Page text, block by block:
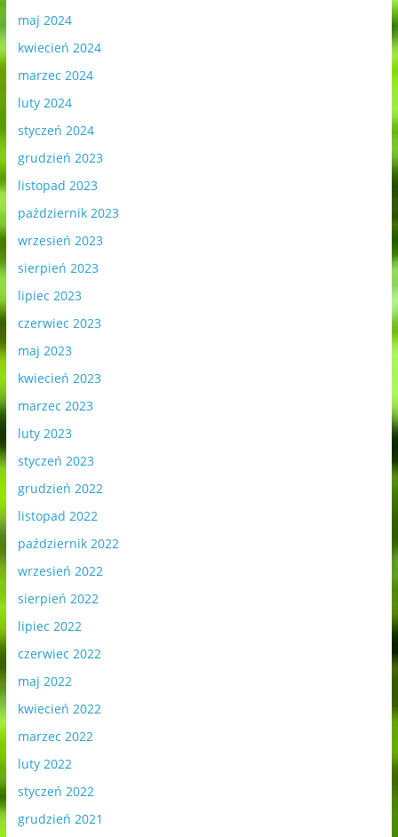
maj 2024
kwiecień 2024
marzec 2024
luty 2024
styczeń 2024
grudzień 2023
listopad 2023
październik 2023
wrzesień 2023
sierpień 2023
lipiec 2023
czerwiec 2023
maj 2023
kwiecień 2023
marzec 2023
luty 2023
styczeń 2023
grudzień 2022
listopad 2022
październik 2022
wrzesień 2022
sierpień 2022
lipiec 2022
czerwiec 2022
maj 2022
kwiecień 2022
marzec 2022
luty 2022
styczeń 2022
grudzień 2021